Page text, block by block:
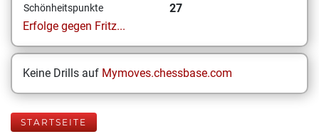
Schönheitspunkte
27
Erfolge gegen Fritz...
Keine Drills auf Mymoves.chessbase.com
STARTSEITE